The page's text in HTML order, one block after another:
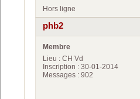
Hors ligne
phb2
Membre
Lieu : CH Vd
Inscription : 30-01-2014
Messages : 902